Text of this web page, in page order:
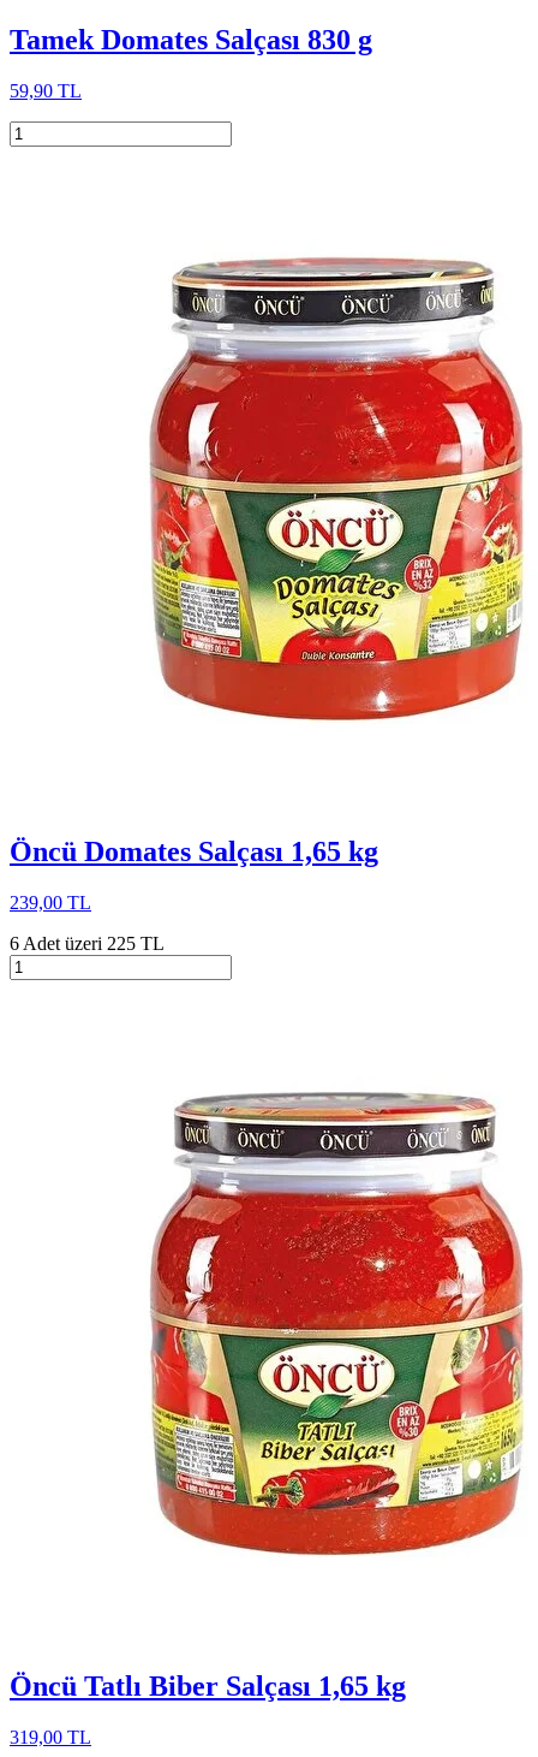
Tamek Domates Salçası 830 g
59,90 TL
Öncü Domates Salçası 1,65 kg
239,00 TL
6 Adet üzeri 225 TL
Öncü Tatlı Biber Salçası 1,65 kg
319,00 TL